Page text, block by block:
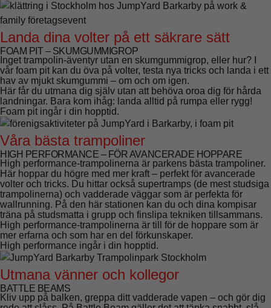
Landa dina volter på ett säkrare sätt
FOAM PIT – SKUMGUMMIGROP
Inget trampolin-äventyr utan en skumgummigrop, eller hur? I
vår foam pit kan du öva på volter, testa nya tricks och landa i ett
hav av mjukt skumgummi – om och om igen.
Här får du utmana dig själv utan att behöva oroa dig för hårda
landningar. Bara kom ihåg: landa alltid på rumpa eller rygg!
Foam pit ingår i din hopptid.
Våra bästa trampoliner
HIGH PERFORMANCE – FÖR AVANCERADE HOPPARE
High performance-trampolinerna är parkens bästa trampoliner.
Här hoppar du högre med mer kraft – perfekt för avancerade
volter och tricks. Du hittar också supertramps (de mest studsiga
trampolinerna) och vadderade väggar som är perfekta för
wallrunning. På den här stationen kan du och dina kompisar
träna på studsmatta i grupp och finslipa tekniken tillsammans.
High performance-trampolinerna är till för de hoppare som är
mer erfarna och som har en del förkunskaper.
High performance ingår i din hopptid.
Utmana vänner och kollegor
BATTLE BEAMS
Kliv upp på balken, greppa ditt vadderade vapen – och gör dig